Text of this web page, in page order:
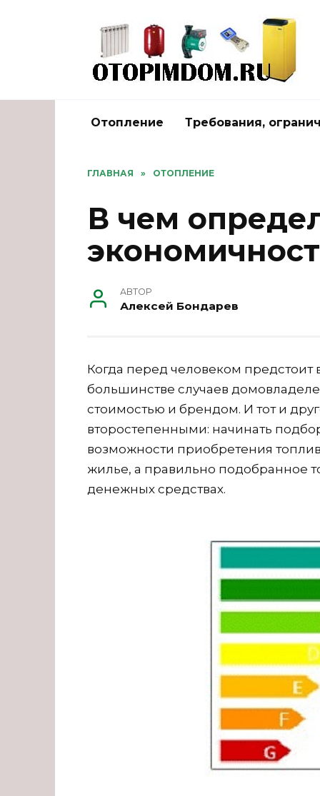
Отопление Требования,
ГЛАВНАЯ » ОТОПЛЕНИЕ
В чем
АВТОР
Алексей Бондарев
Когда перед человеком
большинстве случаев
стоимостью и брендом. И тот и
второстепенными: начинать
возможности приобретения
жилье, а правильно подобранное
денежных средствах.